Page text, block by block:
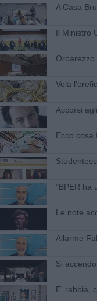
​A Casa
Il Ministro
Vola
Accorsi
Ecco cosa
"BPER ha
Le note
Allarme
Si
E' rabbia,